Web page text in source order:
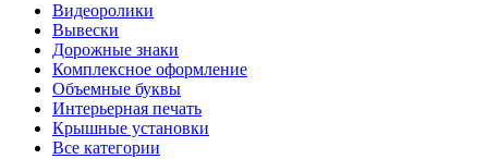
Видеоролики
Вывески
Дорожные знаки
Комплексное оформление
Объемные буквы
Интерьерная печать
Крышные установки
Все категории